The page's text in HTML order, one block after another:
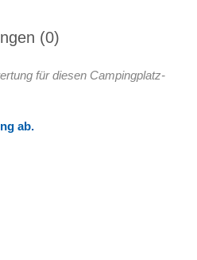
0
für diesen Campingplatz-
ab.